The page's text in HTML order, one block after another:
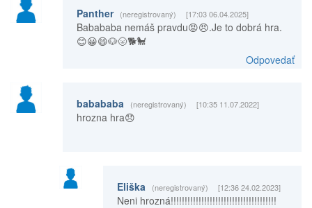
Panther (neregistrovaný) [17:03 06.04.2025]
Babababa nemáš pravdu😡😠.Je to dobrá hra.
😊😀😄🐶🌝🐕🐩
Odpovedať
babababa (neregistrovaný) [10:35 11.07.2022]
hrozna hra😞
Eliška (neregistrovaný) [12:36 24.02.2023]
Neni hrozná!!!!!!!!!!!!!!!!!!!!!!!!!!!!!!!!!!!!!!